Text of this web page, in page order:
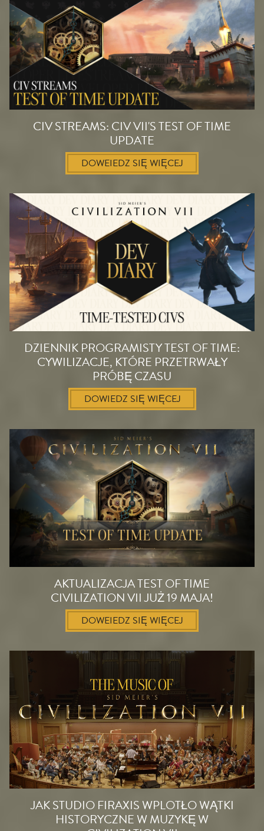
CIV STREAMS: CIV VII'S TEST OF TIME
UPDATE
DOWEIEDZ SIĘ WIĘCEJ
DZIENNIK PROGRAMISTY TEST OF TIME:
CYWILIZACJE, KTÓRE PRZETRWAŁY
PRÓBĘ CZASU
DOWIEDZ SIĘ WIĘCEJ
AKTUALIZACJA TEST OF TIME
CIVILIZATION VII JUŻ 19 MAJA!
DOWEIEDZ SIĘ WIĘCEJ
JAK STUDIO FIRAXIS WPLOTŁO WĄTKI
HISTORYCZNE W MUZYKĘ W